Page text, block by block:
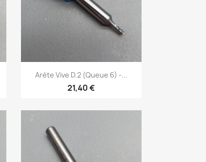
Aperçu rapide
Arète Vive D.2 (Queue 6) -...
21,40 €